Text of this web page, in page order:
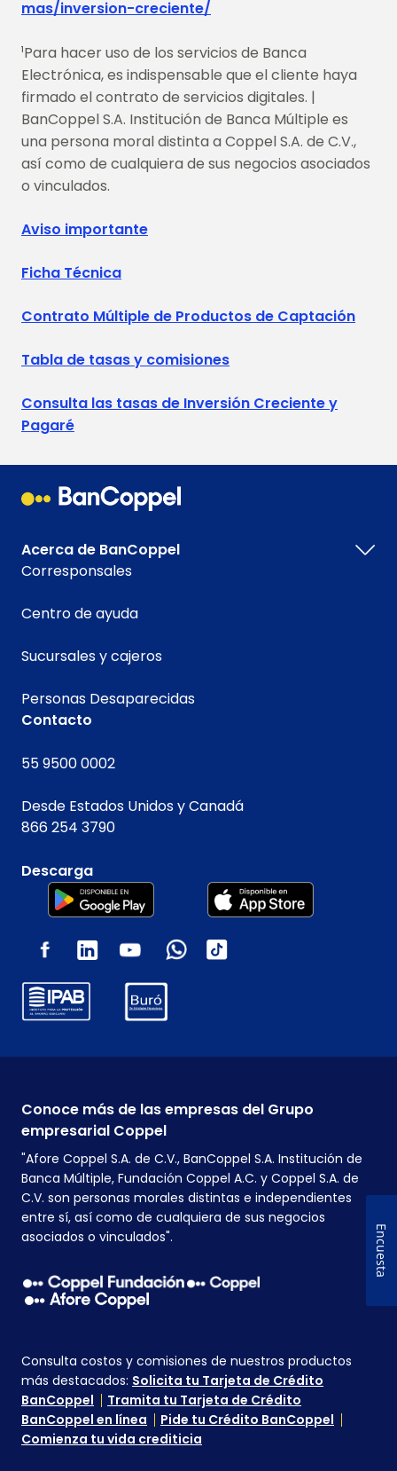
mas/inversion-creciente/
1 Para hacer uso de los servicios de Banca
Electrónica, es indispensable que el cliente haya
firmado el contrato de servicios digitales. |
BanCoppel S.A. Institución de Banca Múltiple es
una persona moral distinta a Coppel S.A. de C.V.,
así como de cualquiera de sus negocios asociados
o vinculados.
Aviso importante
Ficha Técnica
Contrato Múltiple de Productos de Captación
Tabla de tasas y comisiones
Consulta las tasas de Inversión Creciente y
Pagaré
Acerca de BanCoppel
Corresponsales
Centro de ayuda
Sucursales y cajeros
Personas Desaparecidas
Contacto
55 9500 0002
Desde Estados Unidos y Canadá
866 254 3790
Descarga
Conoce más de las empresas del Grupo
empresarial Coppel
"Afore Coppel S.A. de C.V., BanCoppel S.A. Institución de
Banca Múltiple, Fundación Coppel A.C. y Coppel S.A. de
C.V. son personas morales distintas e independientes
entre sí, así como de cualquiera de sus negocios
asociados o vinculados".
Consulta costos y comisiones de nuestros productos
más destacados: Solicita tu Tarjeta de Crédito
BanCoppel
Tramita tu Tarjeta de Crédito
BanCoppel en línea
Pide tu Crédito BanCoppel
Comienza tu vida crediticia
Encuesta